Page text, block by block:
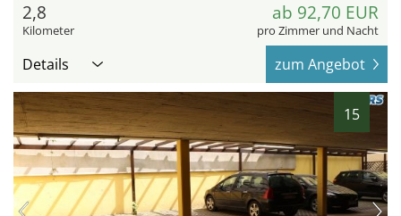
2,8
Kilometer
ab 92,70 EUR
pro Zimmer und Nacht
Details zum Angebot
15